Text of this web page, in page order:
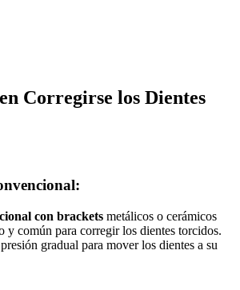
Corregirse los Dientes
con brackets metálicos o cerámicos
y común para corregir los dientes torcidos.
gradual para mover los dientes a su